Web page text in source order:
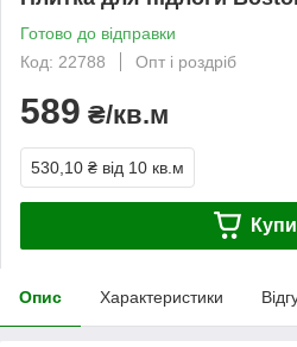
Готово до відправки
Код: 22788
Опт і роздріб
589 ₴/кв.м
530,10 ₴ від 10 кв.м
Опис Характеристики